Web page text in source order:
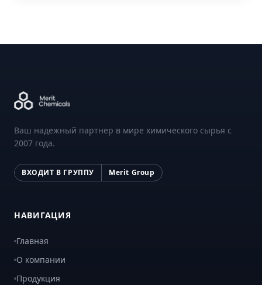
Ваш надежный партнер в мире химического сырья с
2007 года.
ВХОДИТ В ГРУППУ Merit Group
НАВИГАЦИЯ
Главная
О компании
Продукция